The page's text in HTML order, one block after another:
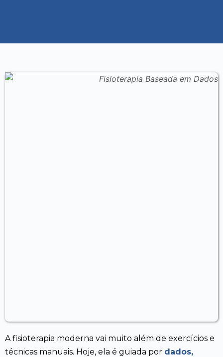
A fisioterapia moderna vai muito além de exercícios e
técnicas manuais. Hoje, ela é guiada por dados,